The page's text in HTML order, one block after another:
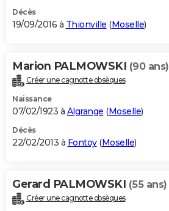
Décès
19/09/2016 à Thionville (Moselle)
Marion PALMOWSKI (90 ans)
Créer une cagnotte obsèques
Naissance
07/02/1923 à Algrange (Moselle)
Décès
22/02/2013 à Fontoy(Moselle)
Gerard PALMOWSKI (55 ans)
Créer une cagnotte obsèques